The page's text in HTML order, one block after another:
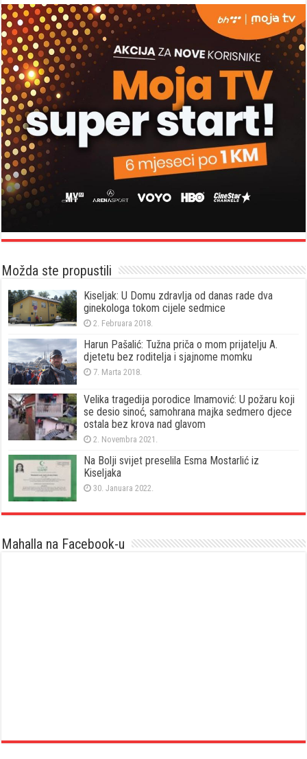
Možda ste propustili
Kiseljak: U Domu zdravlja od danas rade dva
ginekologa tokom cijele sedmice
2. Februara 2018.
Harun Pašalić: Tužna priča o mom prijatelju A.
djetetu bez roditelja i sjajnome momku
7. Marta 2018.
Velika tragedija porodice Imamović: U požaru koji
se desio sinoć, samohrana majka sedmero djece
ostala bez krova nad glavom
2. Novembra 2021.
Na Bolji svijet preselila Esma Mostarlić iz
Kiseljaka
30. Januara 2022.
Mahalla na Facebook-u